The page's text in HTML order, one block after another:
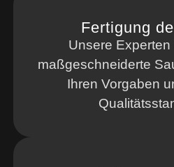
Fertigung
Unsere Experten
maßgeschneiderte
Ihren Vorgaben